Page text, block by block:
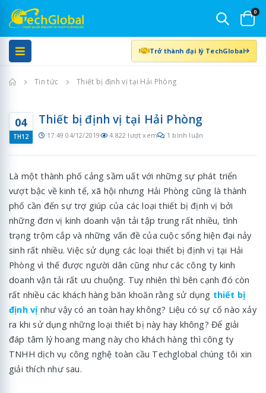
0
Trở thành đại lý TechGlobal
Trang chủ
Tin tức Thiết bị định vị tại Hải Phòng
04
TH12
Thiết bị định vị tại Hải Phòng
17:49 04/12/2019 4.822 lượt xem 1 bình luận
Là một thành phố cảng sầm uất với những sự phát triển
vượt bậc về kinh tế, xã hội nhưng Hải Phòng cũng là thành
phố cần đến sự trợ giúp của các loại thiết bị định vị bởi
những đơn vị kinh doanh vận tải tập trung rất nhiều, tình
trạng trộm cắp và những vấn đề của cuộc sống hiện đại nảy
sinh rất nhiều. Việc sử dụng các loại thiết bị định vị tại Hải
Phòng vì thế được người dân cũng như các công ty kinh
doanh vận tải rất ưu chuộng. Tuy nhiên thì bên cạnh đó còn
rất nhiều các khách hàng băn khoăn rằng sử dụng thiết bị
định vị như vậy có an toàn hay không? Liệu có sự cố nào xảy
ra khi sử dụng những loại thiết bị này hay không? Để giải
đáp tâm lý hoang mang này cho khách hàng thì công ty
TNHH dịch vụ công nghệ toàn cầu Techglobal chúng tôi xin
giải thích như sau.